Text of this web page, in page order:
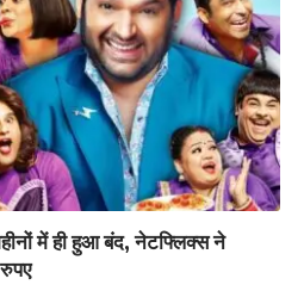
में ही हुआ बंद, नेटफ्लिक्स ने